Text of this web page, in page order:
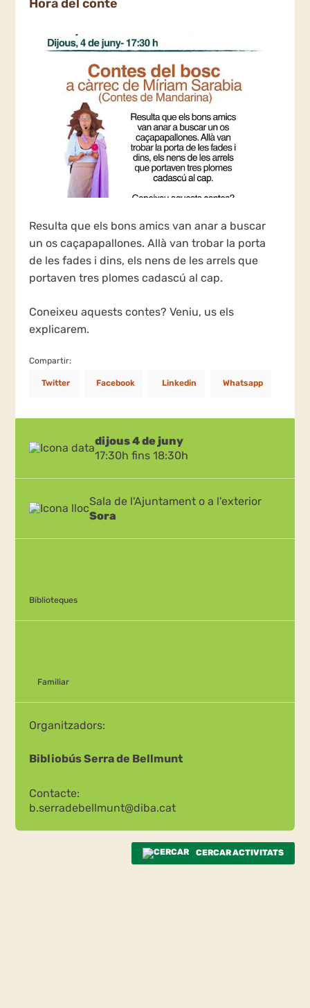
Hora del conte
Resulta que els bons amics van anar a buscar
un os caçapapallones. Allà van trobar la porta
de les fades i dins, els nens de les arrels que
portaven tres plomes cadascú al cap.
Coneixeu aquests contes? Veniu, us els
explicarem.
Compartir:
Twitter Facebook Linkedin Whatsapp
dijous 4 de juny
17:30h fins 18:30h
Sala de l'Ajuntament o a l'exterior
Sora
Biblioteques
Familiar
Organitzadors:
Bibliobús Serra de Bellmunt
Contacte:
b.serradebellmunt@diba.cat
CERCAR ACTIVITATS